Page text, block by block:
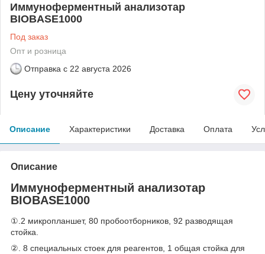
Иммуноферментный анализотар
BIOBASE1000
Под заказ
Опт и розница
Отправка с 22 августа 2026
Цену уточняйте
Описание Характеристики Доставка Оплата
Описание
Иммуноферментный анализотар
BIOBASE1000
①.2 микропланшет, 80 пробоотборников, 92 разводящая
стойка.
②. 8 специальных стоек для реагентов, 1 общая стойка для